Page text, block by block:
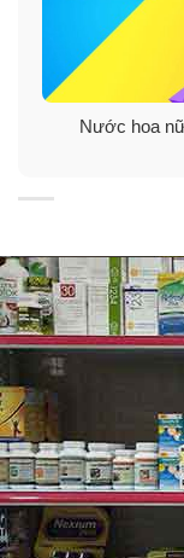
Một mùi hương
toàn thế giới,
nước hoa được
và tiêu đỏ – những
Mùi hương sau
của Lily, Mẫu đơn,
Mùi hương cuối
hình của Mỹ, hoà
hương, tạo lên
trọng.
Nước hoa